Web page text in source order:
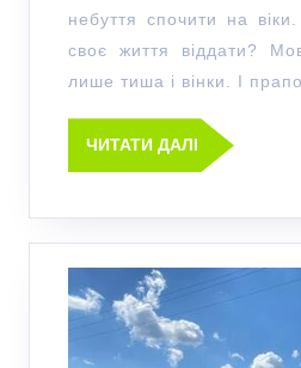
небуття спочити на
своє життя віддати?
лише тиша і вінки. І
ЧИТАТИ ДАЛІ